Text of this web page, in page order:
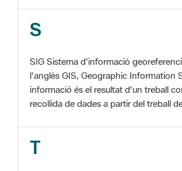
l'anglès GIS, Geographic Information
recollida de dades a partir del treball de
T